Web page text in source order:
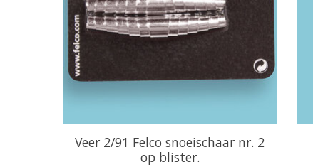
Veer 2/91 Felco snoeischaar nr. 2
op blister.